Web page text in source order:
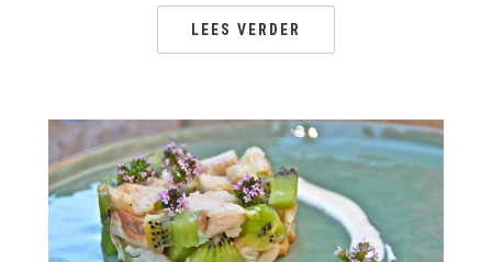
LEES VERDER